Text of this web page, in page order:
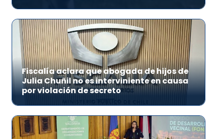
Fiscalía aclara que abogada de hijos de
Julia Chuñil no es interviniente en causa
por violación de secreto